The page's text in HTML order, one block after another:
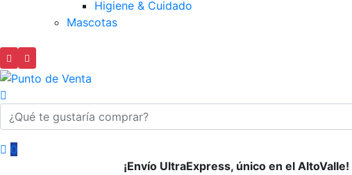
Higiene & Cuidado
Mascotas
0
¡Envío UltraExpress, único en el AltoValle!